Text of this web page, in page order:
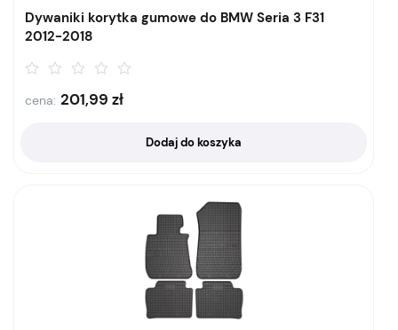
Dywaniki korytka gumowe do BMW Seria 3 F31
2012-2018
cena: 201,99 zł
Dodaj do koszyka